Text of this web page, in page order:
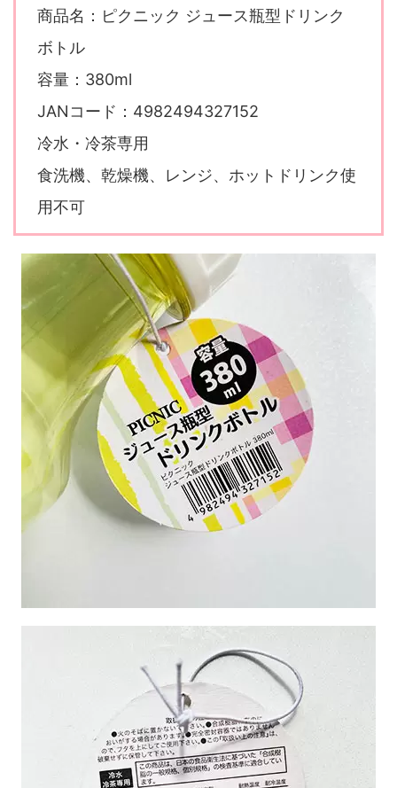
商品名：ピクニック ジュース瓶型ドリンク
ボトル
容量：380ml
JANコード：4982494327152
冷水・冷茶専用
食洗機、乾燥機、レンジ、ホットドリンク使
用不可